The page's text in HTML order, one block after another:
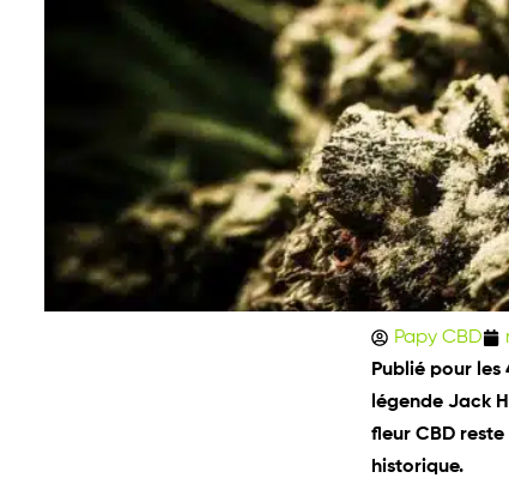
Papy CBD
Publié pour
légende Jack
fleur CBD
historique.